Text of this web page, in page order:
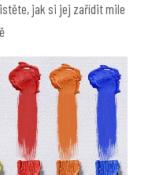
jak si jej zařídit mile